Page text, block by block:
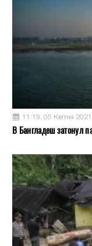
11:19, 05 Квітня 2021
В Бангладеш затонул